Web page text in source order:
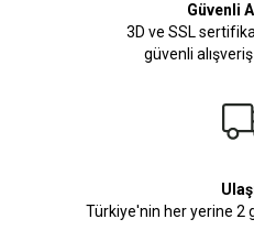
Güvenli
3D ve SSL
güvenli
Türkiye'nin her yerine 2